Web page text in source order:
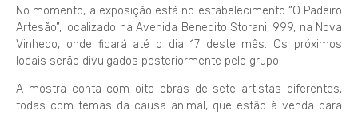
No momento, a exposição está no estabelecimento “O Padeiro
Artesão”, localizado na Avenida Benedito Storani, 999, na Nova
Vinhedo, onde ficará até o dia 17 deste mês. Os próximos
locais serão divulgados posteriormente pelo grupo.
A mostra conta com oito obras de sete artistas diferentes,
todas com temas da causa animal, que estão à venda para